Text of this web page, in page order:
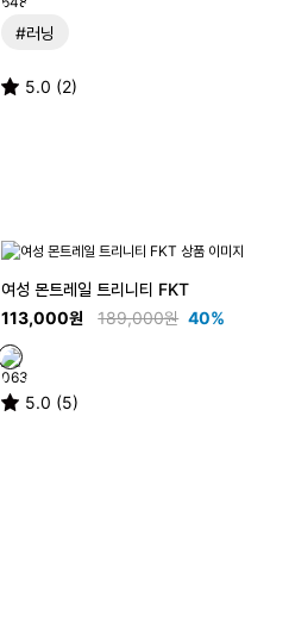
#러닝
5.0 (2)
여성 몬트레일 트리니티 FKT
113,000원
189,000원 40%
5.0 (5)